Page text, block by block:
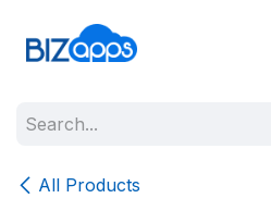
All Products